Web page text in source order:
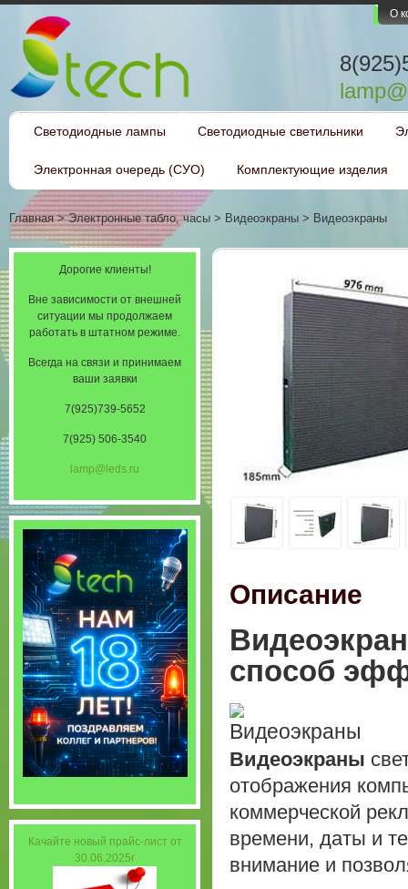
О
Светодиодные лампы Светодиодные светильники
Электронная очередь (СУО) Комплектующие изделия
Главная>Электронные табло, часы > Видеоэкраны > Видеоэкраны
Описание
способ
Видеоэкраны
отображения
коммерческой
времени, даты и
внимание и
Дорогие клиенты!
Вне зависимости от внешней
ситуации мы продолжаем
работать в штатном режиме.
Всегда на связи и принимаем
ваши заявки
7(925)739-5652
7(925) 506-3540
lamp@leds.ru
Качайте новый прайс-лист от
30.06.2025г